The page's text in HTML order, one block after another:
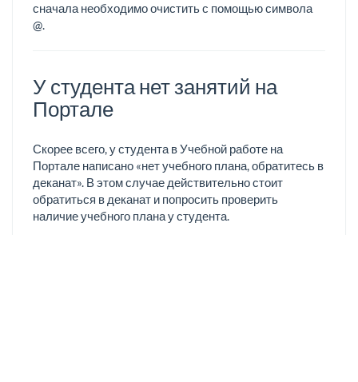
сначала необходимо очистить с помощью символа
@.
У студента нет занятий на
Портале
Скорее всего, у студента в Учебной работе на
Портале написано «нет учебного плана, обратитесь в
деканат». В этом случае действительно стоит
обратиться в деканат и попросить проверить
наличие учебного плана у студента.